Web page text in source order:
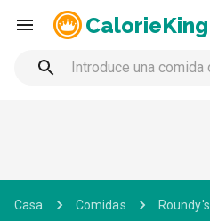
CalorieKing
Casa Comidas Roundy's